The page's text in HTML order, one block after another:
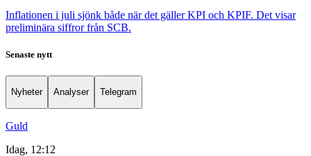
Inflationen i juli sjönk både när det gäller KPI och KPIF. Det visar
preliminära siffror från SCB.
Senaste nytt
Nyheter Analyser Telegram
Guld
Idag, 12:12